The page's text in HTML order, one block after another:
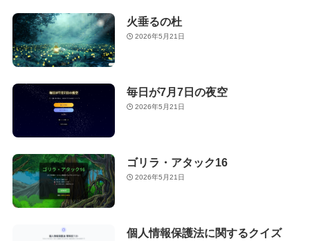
火垂るの杜
2026年5月21日
毎日が7月7日の夜空
2026年5月21日
ゴリラ・アタック16
2026年5月21日
個人情報保護法に関するクイズ